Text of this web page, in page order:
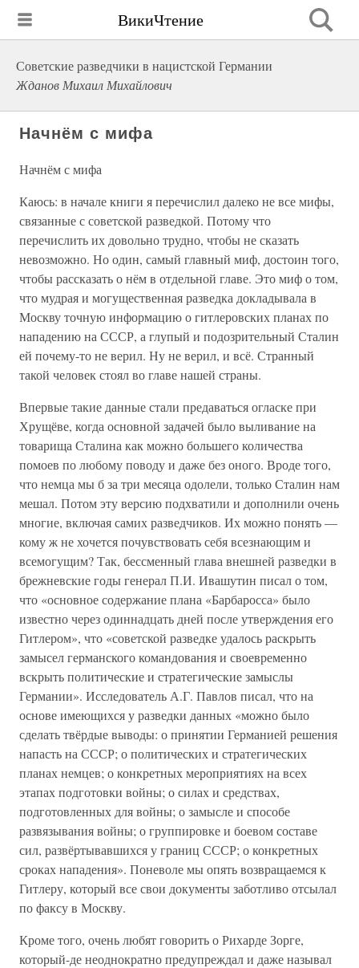
ВикиЧтение
Советские разведчики в нацистской Германии
Жданов Михаил Михайлович
Начнём с мифа
Начнём с мифа
Каюсь: в начале книги я перечислил далеко не все мифы,
связанные с советской разведкой. Потому что
перечислить их довольно трудно, чтобы не сказать
невозможно. Но один, самый главный миф, достоин того,
чтобы рассказать о нём в отдельной главе. Это миф о том,
что мудрая и могущественная разведка докладывала в
Москву точную информацию о гитлеровских планах по
нападению на СССР, а глупый и подозрительный Сталин
ей почему-то не верил. Ну не верил, и всё. Странный
такой человек стоял во главе нашей страны.
Впервые такие данные стали предаваться огласке при
Хрущёве, когда основной задачей было выливание на
товарища Сталина как можно большего количества
помоев по любому поводу и даже без оного. Вроде того,
что немца мы б за три месяца одолели, только Сталин нам
мешал. Потом эту версию подхватили и дополнили очень
многие, включая самих разведчиков. Их можно понять —
кому ж не хочется почувствовать себя всезнающим и
всемогущим? Так, бессменный глава внешней разведки в
брежневские годы генерал П.И. Ивашутин писал о том,
что «основное содержание плана «Барбаросса» было
известно через одиннадцать дней после утверждения его
Гитлером», что «советской разведке удалось раскрыть
замысел германского командования и своевременно
вскрыть политические и стратегические замыслы
Германии». Исследователь А.Г. Павлов писал, что на
основе имеющихся у разведки данных «можно было
сделать твёрдые выводы: о принятии Германией решения
напасть на СССР; о политических и стратегических
планах немцев; о конкретных мероприятиях на всех
этапах подготовки войны; о силах и средствах,
подготовленных для войны; о замысле и способе
развязывания войны; о группировке и боевом составе
сил, развёртывавшихся у границ СССР; о конкретных
сроках нападения». Поневоле мы опять возвращаемся к
Гитлеру, который все свои документы заботливо отсылал
по факсу в Москву.
Кроме того, очень любят говорить о Рихарде Зорге,
который-де неоднократно предупреждал и даже называл